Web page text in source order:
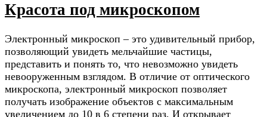
Красота под микроскопом
Электронный микроскоп – это удивительный прибор,
позволяющий увидеть мельчайшие частицы,
представить и понять то, что невозможно увидеть
невооруженным взглядом. В отличие от оптического
микроскопа, электронный микроскоп позволяет
получать изображение объектов с максимальным
увеличением до 10 в 6 степени раз. И открывает